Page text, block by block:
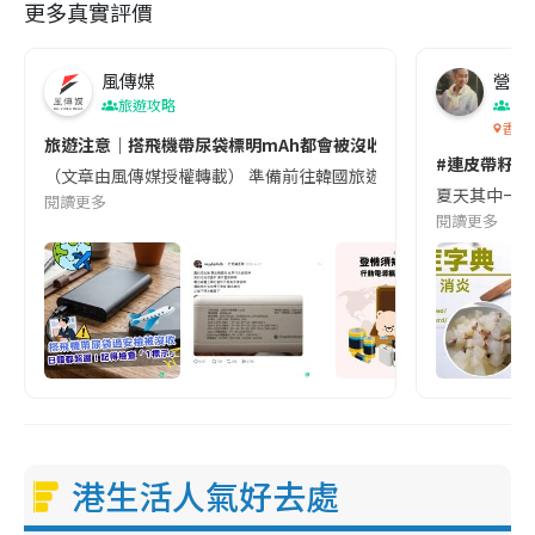
更多真實評價
風傳媒
旅遊攻略
旅遊注意｜搭飛機帶尿袋標明mAh都會被沒收😱出發前切記檢查
（文章由風傳媒授權轉載） 準備前往韓國旅遊的民眾，近期要
閱讀更多
營養
香港
#連皮帶籽
夏天其中一
閱讀更多
港生活人氣好去處